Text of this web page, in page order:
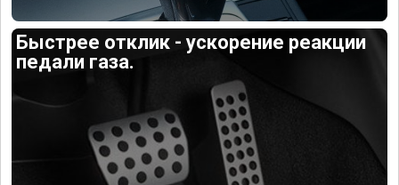
Быстрее отклик - ускорение реакции
педали газа.